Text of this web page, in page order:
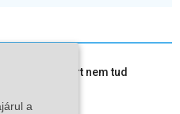
felett? Ezért nem tud
a